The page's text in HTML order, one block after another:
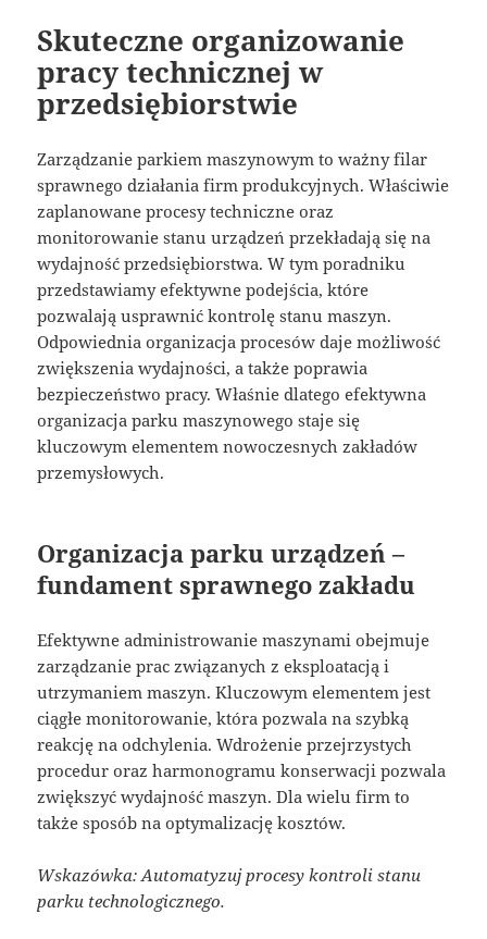
Skuteczne organizowanie
pracy technicznej w
przedsiębiorstwie
Zarządzanie parkiem maszynowym to ważny filar
sprawnego działania firm produkcyjnych. Właściwie
zaplanowane procesy techniczne oraz
monitorowanie stanu urządzeń przekładają się na
wydajność przedsiębiorstwa. W tym poradniku
przedstawiamy efektywne podejścia, które
pozwalają usprawnić kontrolę stanu maszyn.
Odpowiednia organizacja procesów daje możliwość
zwiększenia wydajności, a także poprawia
bezpieczeństwo pracy. Właśnie dlatego efektywna
organizacja parku maszynowego staje się
kluczowym elementem nowoczesnych zakładów
przemysłowych.
Organizacja parku urządzeń –
fundament sprawnego zakładu
Efektywne administrowanie maszynami obejmuje
zarządzanie prac związanych z eksploatacją i
utrzymaniem maszyn. Kluczowym elementem jest
ciągłe monitorowanie, która pozwala na szybką
reakcję na odchylenia. Wdrożenie przejrzystych
procedur oraz harmonogramu konserwacji pozwala
zwiększyć wydajność maszyn. Dla wielu firm to
także sposób na optymalizację kosztów.
Wskazówka: Automatyzuj procesy kontroli stanu
parku technologicznego.